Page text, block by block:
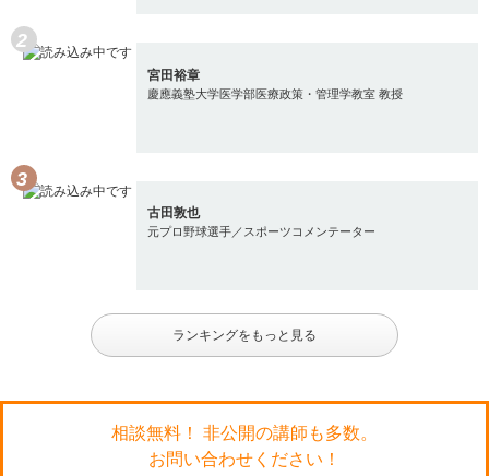
宮田裕章
慶應義塾大学医学部医療政策・管理学教室 教授
古田敦也
元プロ野球選手／スポーツコメンテーター
ランキングをもっと見る
相談無料！ 非公開の講師も多数。
お問い合わせください！